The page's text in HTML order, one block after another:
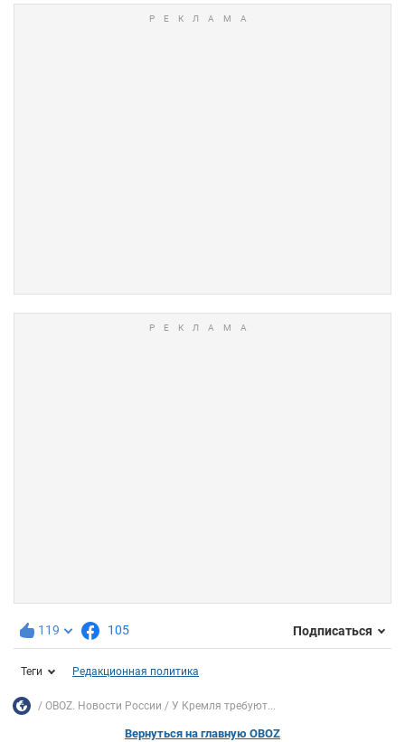
119 105 Подписаться
Теги Редакционная политика
OBOZ. Новости России У Кремля требуют...
Вернуться на главную OBOZ